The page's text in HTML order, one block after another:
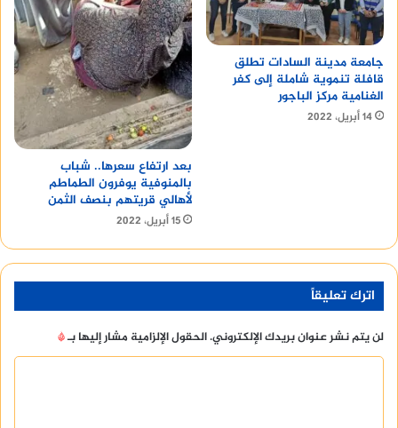
جامعة مدينة السادات تطلق
قافلة تنموية شاملة إلى كفر
الغنامية مركز الباجور
14 أبريل، 2022
بعد ارتفاع سعرها.. شباب
بالمنوفية يوفرون الطماطم
لأهالي قريتهم بنصف الثمن
15 أبريل، 2022
اترك تعليقاً
لن يتم نشر عنوان بريدك الإلكتروني.الحقول الإلزامية مشار إليها بـ*